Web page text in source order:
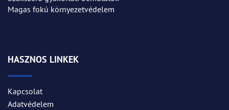
Magas fokú környezetvédelem
HASZNOS LINKEK
Kapcsolat
Adatvédelem